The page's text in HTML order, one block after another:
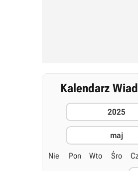
Kalendarz
2025
maj
Nie Pon Wto Śro